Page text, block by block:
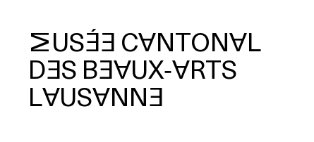
MUSÉE CANTONAL
DES BEAUX‑ARTS
LAUSANNE